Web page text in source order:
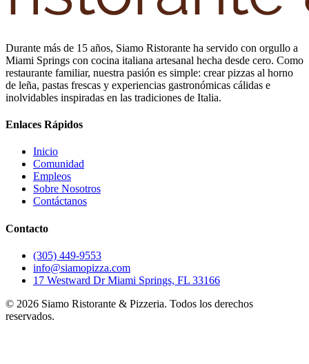
Durante más de 15 años, Siamo Ristorante ha servido con orgullo a
Miami Springs con cocina italiana artesanal hecha desde cero. Como
restaurante familiar, nuestra pasión es simple: crear pizzas al horno
de leña, pastas frescas y experiencias gastronómicas cálidas e
inolvidables inspiradas en las tradiciones de Italia.
Enlaces Rápidos
Inicio
Comunidad
Empleos
Sobre Nosotros
Contáctanos
Contacto
(305) 449-9553
info@siamopizza.com
17 Westward Dr Miami Springs, FL 33166
© 2026 Siamo Ristorante & Pizzeria. Todos los derechos
reservados.